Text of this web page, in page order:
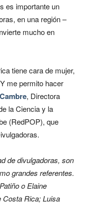
es importante un
en una región –
mucho en
tiene cara de mujer,
me permito hacer
, Directora
la Ciencia y la
(RedPOP), que
de divulgadoras, son
grandes referentes.
o Elaine
Costa Rica; Luisa